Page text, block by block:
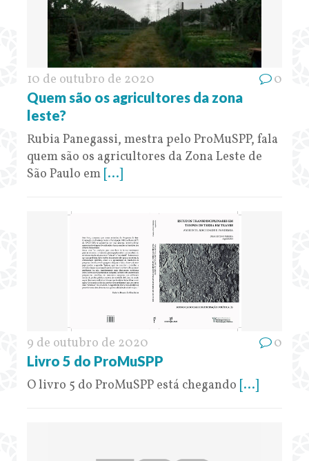
10 de outubro de 2020 0
Quem são os agricultores da zona
leste?
Rubia Panegassi, mestra pelo ProMuSPP, fala
quem são os agricultores da Zona Leste de
São Paulo em [...]
9 de outubro de 2020 0
Livro 5 do ProMuSPP
O livro 5 do ProMuSPP está chegando [...]